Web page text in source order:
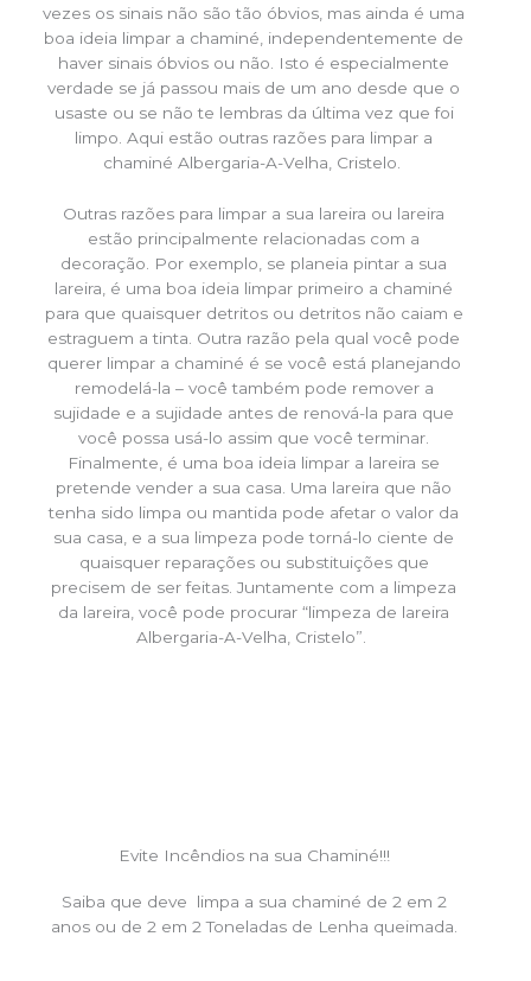
vezes os sinais não são tão óbvios, mas ainda é uma
boa ideia limpar a chaminé, independentemente de
haver sinais óbvios ou não. Isto é especialmente
verdade se já passou mais de um ano desde que o
usaste ou se não te lembras da última vez que foi
limpo. Aqui estão outras razões para limpar a
chaminé Albergaria-A-Velha, Cristelo.
Outras razões para limpar a sua lareira ou lareira
estão principalmente relacionadas com a
decoração. Por exemplo, se planeia pintar a sua
lareira, é uma boa ideia limpar primeiro a chaminé
para que quaisquer detritos ou detritos não caiam e
estraguem a tinta. Outra razão pela qual você pode
querer limpar a chaminé é se você está planejando
remodelá-la – você também pode remover a
sujidade e a sujidade antes de renová-la para que
você possa usá-lo assim que você terminar.
Finalmente, é uma boa ideia limpar a lareira se
pretende vender a sua casa. Uma lareira que não
tenha sido limpa ou mantida pode afetar o valor da
sua casa, e a sua limpeza pode torná-lo ciente de
quaisquer reparações ou substituições que
precisem de ser feitas. Juntamente com a limpeza
da lareira, você pode procurar “limpeza de lareira
Albergaria-A-Velha, Cristelo”.
Evite Incêndios na sua Chaminé!!!
Saiba que deve limpa a sua chaminé de 2 em 2
anos ou de 2 em 2 Toneladas de Lenha queimada.